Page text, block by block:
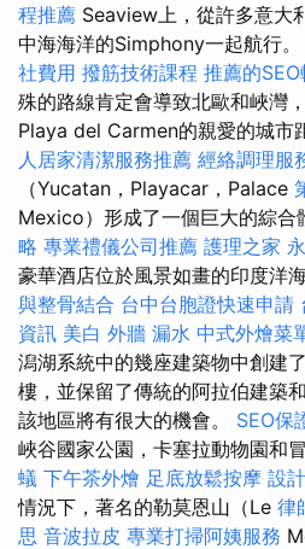
程推薦 Seaview上，從許多意大
中海海洋的Simphony一起航行。
社費用 撥筋技術課程 推薦的
殊的路線肯定會導致北歐和峽灣
Playa del Carmen的親愛的城市
人居家清潔服務推薦 經絡調理服
（Yucatan，Playacar，Palace
Mexico）形成了一個巨大的綜合
略 專業禮儀公司推薦 護理之家
豪華酒店位於風景如畫的印度洋
與整骨結合 台中台胞證快速申請
資訊 美白 外牆 漏水 中式外燴菜
潟湖系統中的幾座建築物中創建
樓，並保留了傳統的阿拉伯建築
該地區將有很大的機會。 SEO保
峽谷國家公園，卡塞拉動物園和
蟻 下午茶外燴 足底放鬆按摩 設計
情況下，著名的勒莫恩山（Le 律
思 音波拉皮 專業打掃阿姨服務